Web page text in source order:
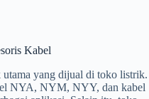
Kabel
yang dijual di toko listrik.
NYA, NYM, NYY, dan kabel